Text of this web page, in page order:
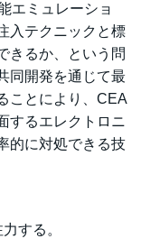
エミュレーショ
入テクニックと標
きるか、という問
同開発を通じて最
ことにより、CEA
するエレクトロニ
的に対処できる技
する。